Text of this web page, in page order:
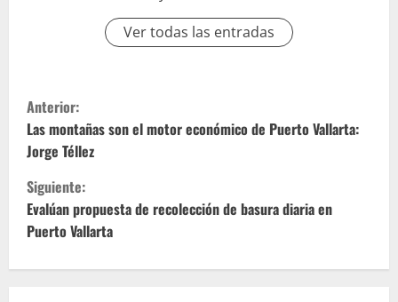
Ver todas las entradas
S
i
g
u
e
Anterior:
Las montañas son el motor económico de Puerto Vallarta:
Jorge Téllez
Siguiente:
Evalúan propuesta de recolección de basura diaria en
Puerto Vallarta